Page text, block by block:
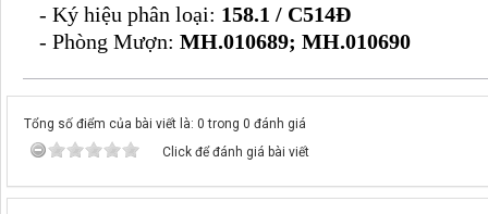
- Ký hiệu phân loại: 158.1 / C514Đ
- Phòng Mượn: MH.010689; MH.010690
Tổng số điểm của bài viết là: 0 trong 0 đánh giá
Click để đánh giá bài viết